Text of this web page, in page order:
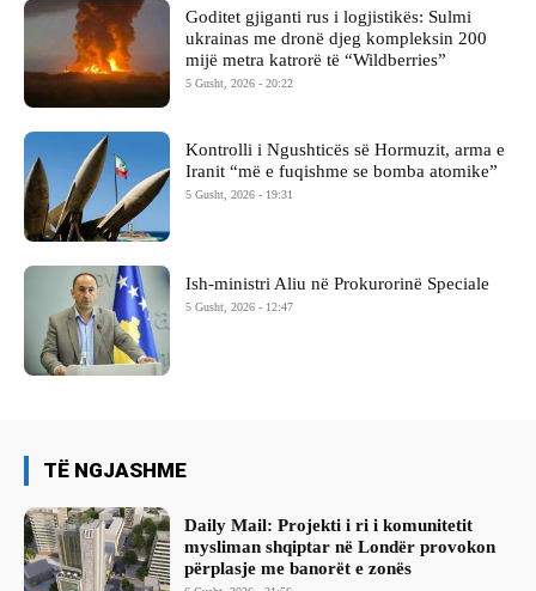
Goditet gjiganti rus i logjistikës: Sulmi
ukrainas me dronë djeg kompleksin 200
mijë metra katrorë të “Wildberries”
5 Gusht, 2026 - 20:22
Kontrolli i Ngushticës së Hormuzit, arma e
Iranit “më e fuqishme se bomba atomike”
5 Gusht, 2026 - 19:31
Ish-ministri ​Aliu në Prokurorinë Speciale
5 Gusht, 2026 - 12:47
TË NGJASHME
Daily Mail: Projekti i ri i komunitetit
mysliman shqiptar në Londër provokon
përplasje me banorët e zonës